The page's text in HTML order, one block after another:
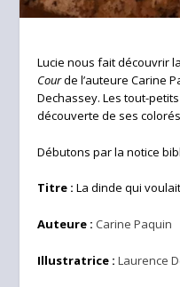
Lucie nous fait découvrir
Courde l’auteure Carine
Dechassey. Les tout-
découverte de ses
Débutons par la notice
Titre : La dinde qui
Auteure : Carine Paquin
Illustratrice : Laurence